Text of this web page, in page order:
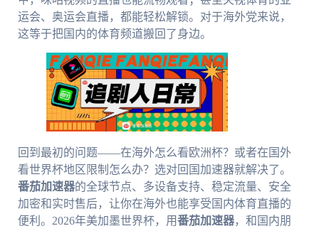
运会、奥运会直播，都能轻松解锁。对于海外党来说，
这等于把国内的体育频道搬回了身边。
回到最初的问题——在海外怎么看欧洲杯？或者在国外
看世界杯地区限制怎么办？选对回国加速器就解决了。
番茄加速器的全球节点、多设备支持、稳定流量、安全
加密和实时售后，让你在海外也能享受国内体育直播的
便利。2026年美加墨世界杯，用番茄加速器，和国内朋